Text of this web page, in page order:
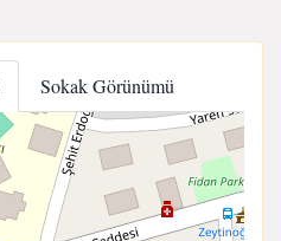
Sokak Görünümü